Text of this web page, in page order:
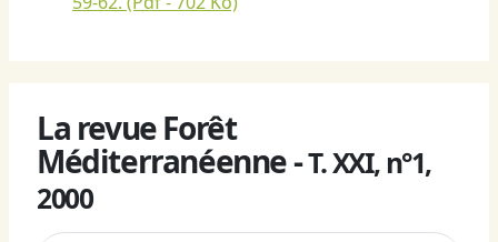
La revue Forêt
Méditerranéenne -T. XXI, n°1,
2000